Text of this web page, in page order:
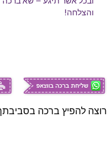
והצלחה!
רוצה להפיץ ברכה